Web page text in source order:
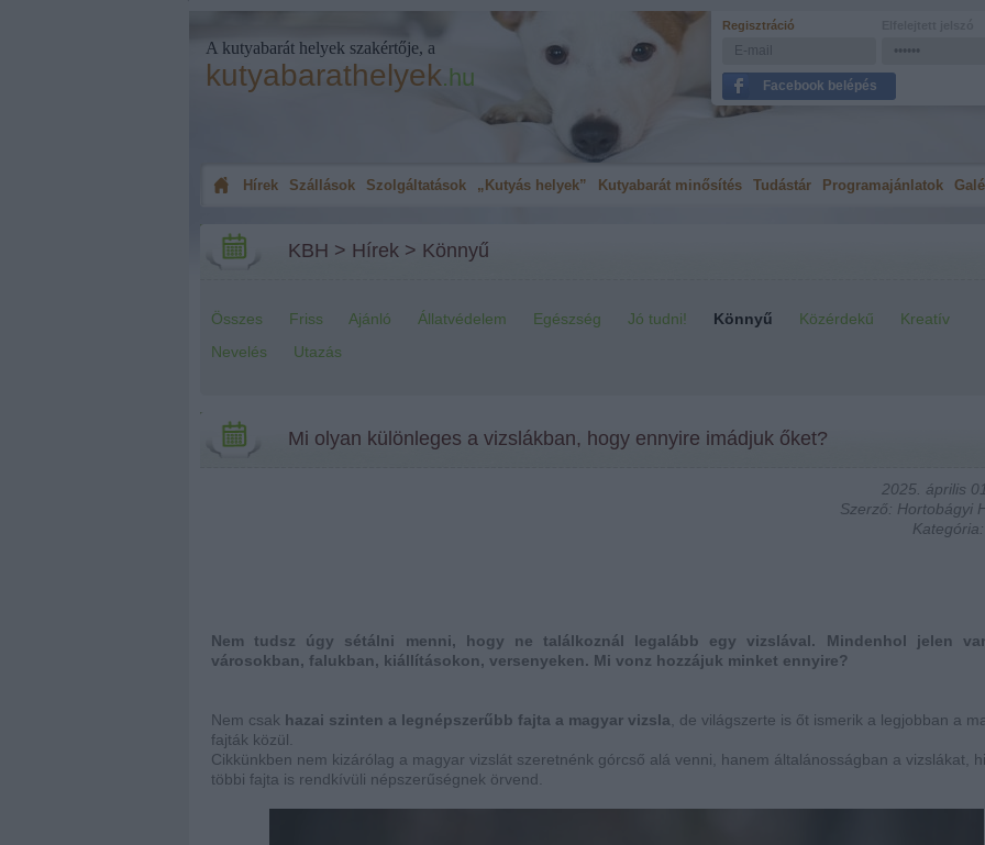
A kutyabarát helyek szakértője, a
kutyabarathelyek.hu
Regisztráció
Facebook belépés
Hírek Szállások Szolgáltatások „Kutyás helyek” Kutyabarát minősítés Tudástár Programajánlatok
KBH > Hírek > Könnyű
Összes Friss Ajánló Állatvédelem Egészség Jó tudni! Könnyű Közérdekű
Kreatív
Nevelés
Utazás
Mi olyan különleges a vizslákban, hogy ennyire imádjuk őket?
2025. április
Szerző: Hortobágyi
Nem tudsz úgy sétálni menni, hogy ne találkoznál legalább egy vizslával. Mindenhol jelen
városokban, falukban, kiállításokon, versenyeken. Mi vonz hozzájuk minket ennyire?
Nem csak hazai szinten a legnépszerűbb fajta a magyar vizsla , de világszerte is őt ismerik a legjobban a
fajták közül.
Cikkünkben nem kizárólag a magyar vizslát szeretnénk górcső alá venni, hanem általánosságban a vizslákat,
többi fajta is rendkívüli népszerűségnek örvend.